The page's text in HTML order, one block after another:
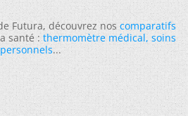
Futura, découvrez noscomparatifs
santé :thermomètre médical,soins
personnels...